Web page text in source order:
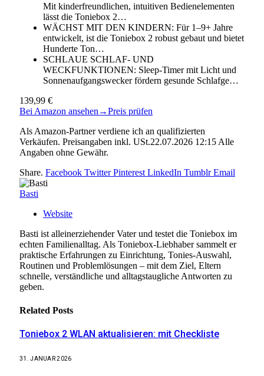
Mit kinderfreundlichen, intuitiven Bedienelementen
lässt die Toniebox 2…
WÄCHST MIT DEN KINDERN: Für 1–9+ Jahre
entwickelt, ist die Toniebox 2 robust gebaut und bietet
Hunderte Ton…
SCHLAUE SCHLAF- UND
WECKFUNKTIONEN: Sleep-Timer mit Licht und
Sonnenaufgangswecker fördern gesunde Schlafge…
139,99 €
Bei Amazon ansehen →Preis prüfen
Als Amazon-Partner verdiene ich an qualifizierten
Verkäufen. Preisangaben inkl. USt.22.07.2026 12:15 Alle
Angaben ohne Gewähr.
Share. Facebook Twitter Pinterest LinkedIn Tumblr Email
Basti
Website
Basti ist alleinerziehender Vater und testet die Toniebox im
echten Familienalltag. Als Toniebox-Liebhaber sammelt er
praktische Erfahrungen zu Einrichtung, Tonies-Auswahl,
Routinen und Problemlösungen – mit dem Ziel, Eltern
schnelle, verständliche und alltagstaugliche Antworten zu
geben.
Related Posts
Toniebox 2 WLAN aktualisieren: mit Checkliste
31. JANUAR 2026